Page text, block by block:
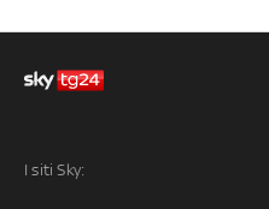
I siti Sky: